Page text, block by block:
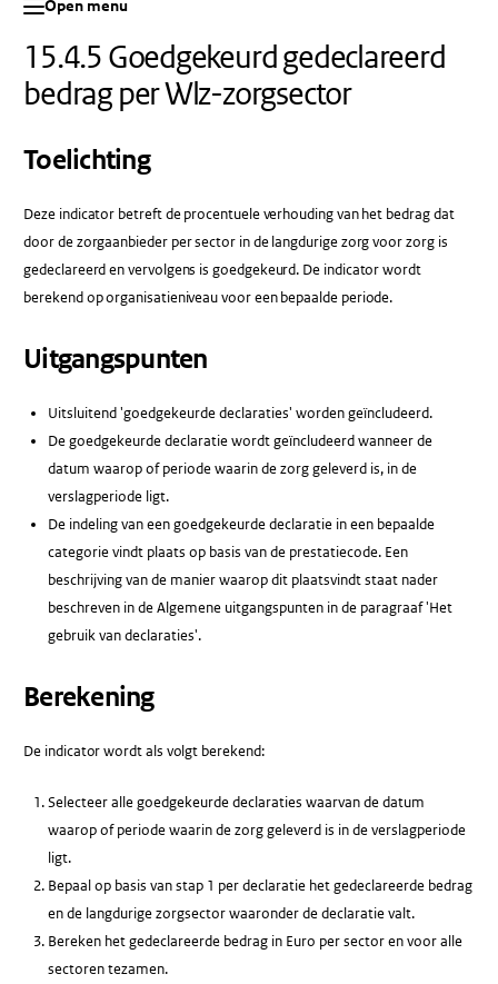
Open menu
15.4.5 Goedgekeurd gedeclareerd
bedrag per Wlz-zorgsector
Toelichting
Deze indicator betreft de procentuele verhouding van het bedrag dat
door de zorgaanbieder per sector in de langdurige zorg voor zorg is
gedeclareerd en vervolgens is goedgekeurd. De indicator wordt
berekend op organisatieniveau voor een bepaalde periode.
Uitgangspunten
Uitsluitend 'goedgekeurde declaraties' worden geïncludeerd.
De goedgekeurde declaratie wordt geïncludeerd wanneer de
datum waarop of periode waarin de zorg geleverd is, in de
verslagperiode ligt.
De indeling van een goedgekeurde declaratie in een bepaalde
categorie vindt plaats op basis van de prestatiecode. Een
beschrijving van de manier waarop dit plaatsvindt staat nader
beschreven in de Algemene uitgangspunten in de paragraaf 'Het
gebruik van declaraties'.
Berekening
De indicator wordt als volgt berekend:
Selecteer alle goedgekeurde declaraties waarvan de datum
waarop of periode waarin de zorg geleverd is in de verslagperiode
ligt.
Bepaal op basis van stap 1 per declaratie het gedeclareerde bedrag
en de langdurige zorgsector waaronder de declaratie valt.
Bereken het gedeclareerde bedrag in Euro per sector en voor alle
sectoren tezamen.